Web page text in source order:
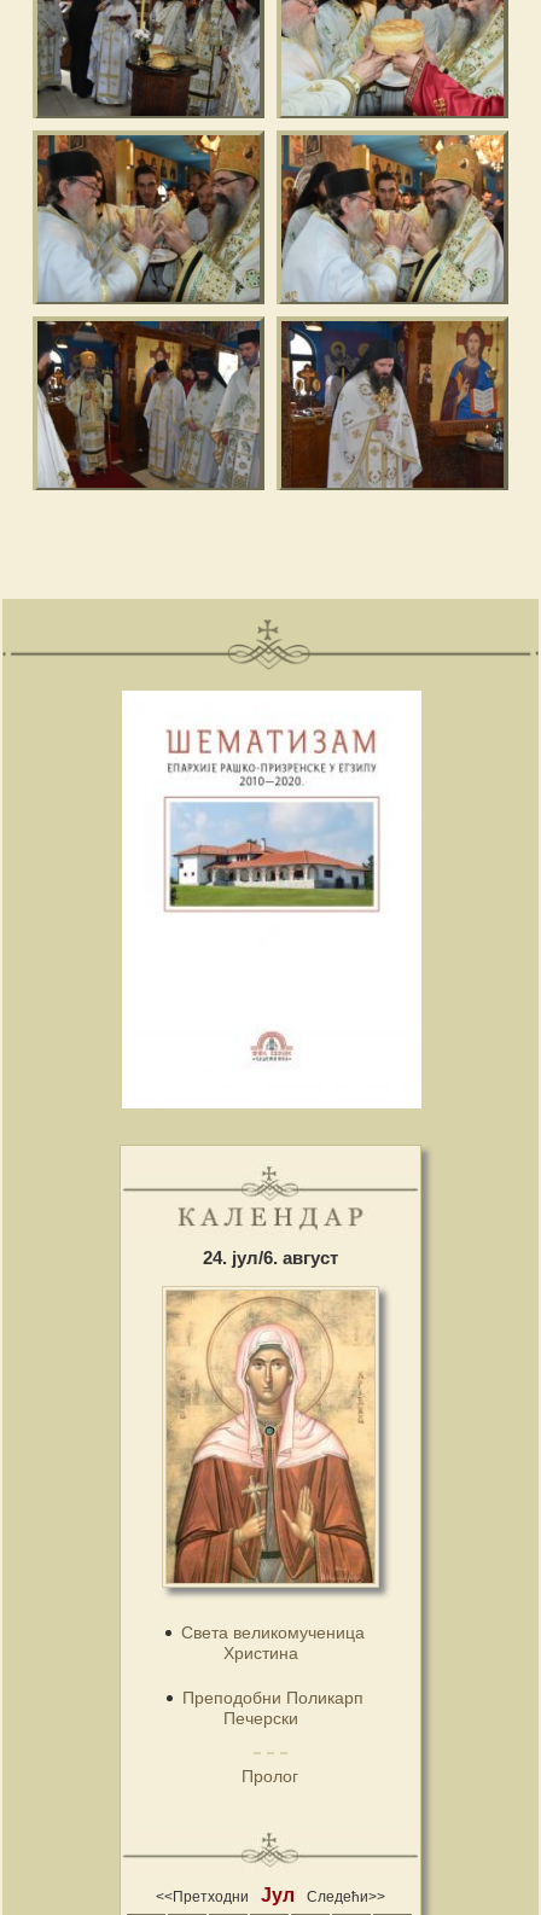
24. јул/6. август
Света великомученица
Христина
Преподобни Поликарп
Печерски
Пролог
<<Претходни Јул Следећи>>